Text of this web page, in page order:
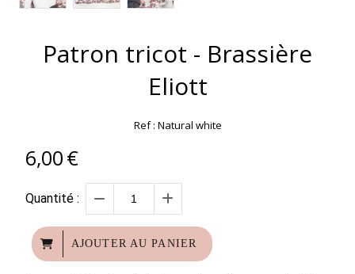
Patron tricot - Brassière
Eliott
Ref : Natural white
6,00€
Quantité :
AJOUTER AU PANIER